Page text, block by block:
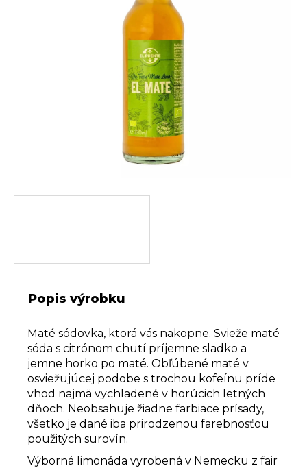
Popis výrobku
Maté sódovka, ktorá vás nakopne. Svieže maté
sóda s citrónom chutí príjemne sladko a
jemne horko po maté. Obľúbené maté v
osviežujúcej podobe s trochou kofeínu príde
vhod najmä vychladené v horúcich letných
dňoch. Neobsahuje žiadne farbiace prísady,
všetko je dané iba prirodzenou farebnosťou
použitých surovín.
Výborná limonáda vyrobená v Nemecku z fair